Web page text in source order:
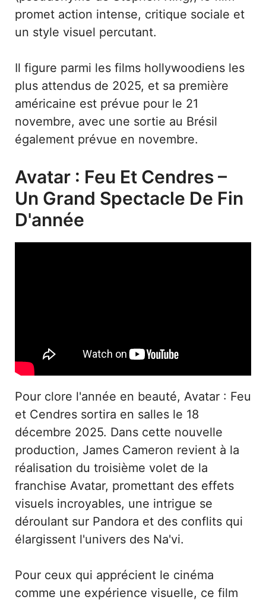
promet action intense, critique sociale et
un style visuel percutant.
Il figure parmi les films hollywoodiens les
plus attendus de 2025, et sa première
américaine est prévue pour le 21
novembre, avec une sortie au Brésil
également prévue en novembre.
Avatar : Feu Et Cendres –
Un Grand Spectacle De Fin
D'année
Pour clore l'année en beauté, Avatar : Feu
et Cendres sortira en salles le 18
décembre 2025. Dans cette nouvelle
production, James Cameron revient à la
réalisation du troisième volet de la
franchise Avatar, promettant des effets
visuels incroyables, une intrigue se
déroulant sur Pandora et des conflits qui
élargissent l'univers des Na'vi.
Pour ceux qui apprécient le cinéma
comme une expérience visuelle, ce film